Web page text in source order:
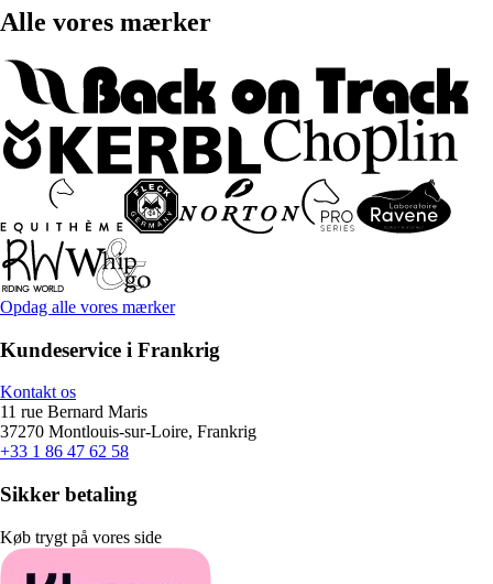
Alle vores mærker
Opdag alle vores mærker
Kundeservice i Frankrig
Kontakt os
11 rue Bernard Maris
37270 Montlouis-sur-Loire, Frankrig
+33 1 86 47 62 58
Sikker betaling
Køb trygt på vores side